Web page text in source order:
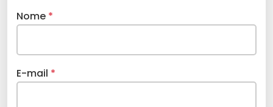
Nome *
E-mail *